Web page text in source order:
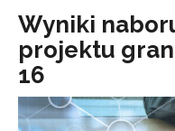
Wyniki
projektu
16